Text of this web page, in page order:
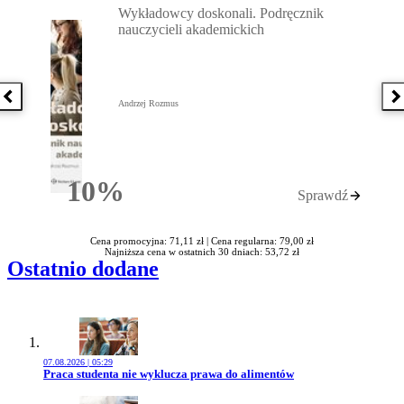
Poprzednia książka
10%Rabatu
Wykładowcy doskonali. Podręcznik
nauczycieli akademickich
Andrzej Rozmus
Sprawdź
Cena promocyjna: 71,11 zł | Cena regularna: 79,00 zł
Najniższa cena w ostatnich 30 dniach: 53,72 zł
Ostatnio dodane
07.08.2026 | 05:29
Przejdź do artykułu:
Praca studenta nie wyklucza prawa do alimentów